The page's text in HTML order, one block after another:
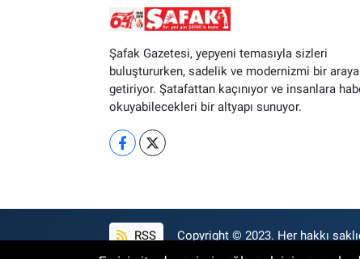
Şafak Gazetesi, yepyeni temasıyla sizleri
buluştururken, sadelik ve modernizmi bir araya
getiriyor. Şatafattan kaçınıyor ve insanlara
okuyabilecekleri bir altyapı sunuyor.
RSS Copyright © 2023. Her hakkı